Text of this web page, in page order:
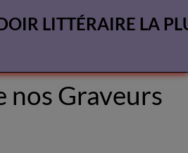
LITTÉRAIRE LA
nos Graveurs